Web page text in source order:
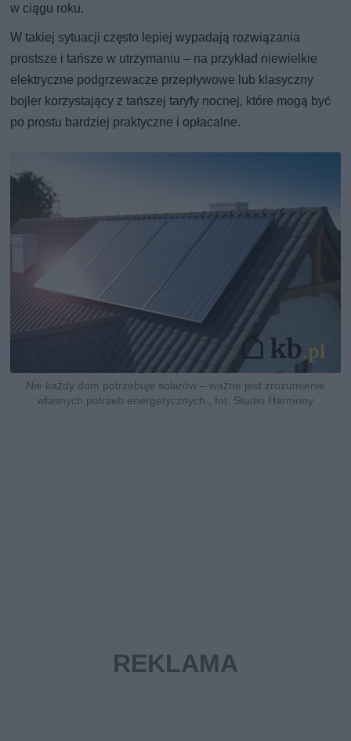
w ciągu roku.
W takiej sytuacji często lepiej wypadają rozwiązania
prostsze i tańsze w utrzymaniu – na przykład niewielkie
elektryczne podgrzewacze przepływowe lub klasyczny
bojler korzystający z tańszej taryfy nocnej, które mogą być
po prostu bardziej praktyczne i opłacalne.
Nie każdy dom potrzebuje solarów – ważne jest zrozumienie
własnych potrzeb energetycznych., fot. Studio Harmony